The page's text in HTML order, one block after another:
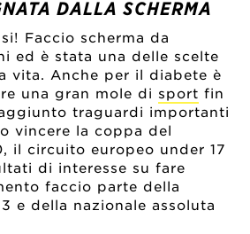
DALLA SCHERMA
Faccio scherma da
ed è stata una delle scelte
vita. Anche per il diabete è
una gran mole di sport fin
traguardi importanti
vincere la coppa del
il circuito europeo under 17
di interesse su fare
faccio parte della
e della nazionale assoluta